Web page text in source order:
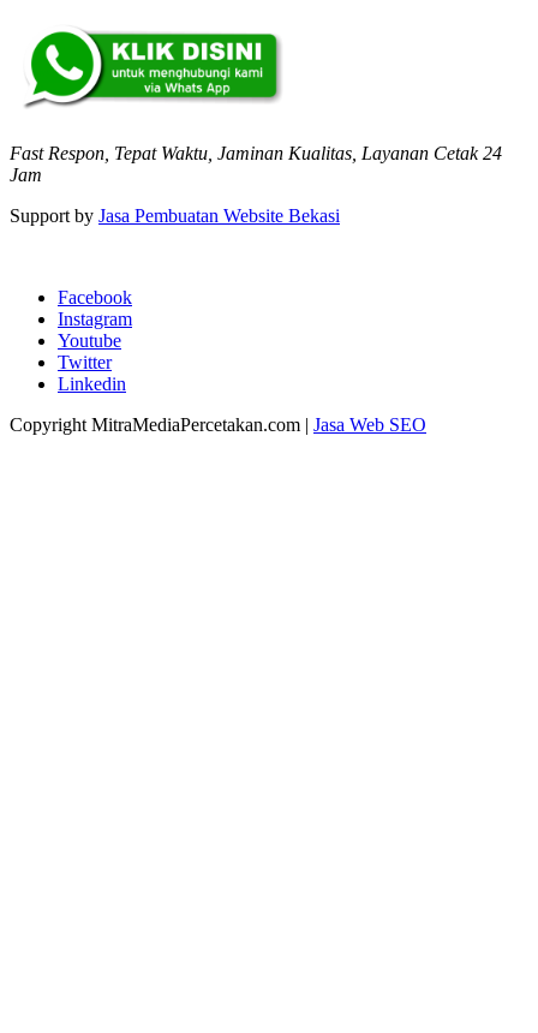
Fast Respon, Tepat Waktu, Jaminan Kualitas, Layanan Cetak 24
Jam
Support by Jasa Pembuatan Website Bekasi
Facebook
Instagram
Youtube
Twitter
Linkedin
Copyright MitraMediaPercetakan.com | Jasa Web SEO